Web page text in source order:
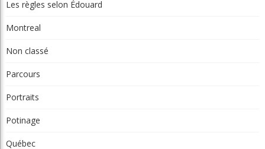
Québec
Réflexion
Tournois et résultats
Toutes les régions
Articles récents
Beaconsfield renoue avec son look d'antan